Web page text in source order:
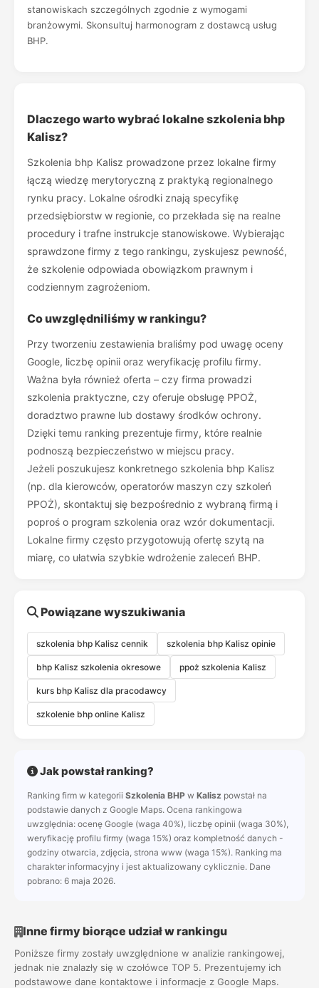
stanowiskach szczególnych zgodnie z wymogami
branżowymi. Skonsultuj harmonogram z dostawcą usług
BHP.
Dlaczego warto wybrać lokalne szkolenia bhp
Kalisz?
Szkolenia bhp Kalisz prowadzone przez lokalne firmy
łączą wiedzę merytoryczną z praktyką regionalnego
rynku pracy. Lokalne ośrodki znają specyfikę
przedsiębiorstw w regionie, co przekłada się na realne
procedury i trafne instrukcje stanowiskowe. Wybierając
sprawdzone firmy z tego rankingu, zyskujesz pewność,
że szkolenie odpowiada obowiązkom prawnym i
codziennym zagrożeniom.
Co uwzględniliśmy w rankingu?
Przy tworzeniu zestawienia braliśmy pod uwagę oceny
Google, liczbę opinii oraz weryfikację profilu firmy.
Ważna była również oferta – czy firma prowadzi
szkolenia praktyczne, czy oferuje obsługę PPOŻ,
doradztwo prawne lub dostawy środków ochrony.
Dzięki temu ranking prezentuje firmy, które realnie
podnoszą bezpieczeństwo w miejscu pracy.
Jeżeli poszukujesz konkretnego szkolenia bhp Kalisz
(np. dla kierowców, operatorów maszyn czy szkoleń
PPOŻ), skontaktuj się bezpośrednio z wybraną firmą i
poproś o program szkolenia oraz wzór dokumentacji.
Lokalne firmy często przygotowują ofertę szytą na
miarę, co ułatwia szybkie wdrożenie zaleceń BHP.
Powiązane wyszukiwania
szkolenia bhp Kalisz cennik szkolenia bhp Kalisz opinie
bhp Kalisz szkolenia okresowe ppoż szkolenia Kalisz
kurs bhp Kalisz dla pracodawcy
szkolenie bhp online Kalisz
Jak powstał ranking?
Ranking firm w kategorii Szkolenia BHP w Kalisz powstał na
podstawie danych z Google Maps. Ocena rankingowa
uwzględnia: ocenę Google (waga 40%), liczbę opinii (waga 30%),
weryfikację profilu firmy (waga 15%) oraz kompletność danych -
godziny otwarcia, zdjęcia, strona www (waga 15%). Ranking ma
charakter informacyjny i jest aktualizowany cyklicznie. Dane
pobrano: 6 maja 2026.
Inne firmy biorące udział w rankingu
Poniższe firmy zostały uwzględnione w analizie rankingowej,
jednak nie znalazły się w czołówce TOP 5. Prezentujemy ich
podstawowe dane kontaktowe i informacje z Google Maps.